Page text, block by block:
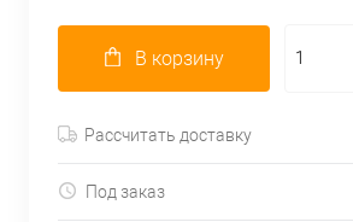
В корзину
Рассчитать доставку
Под заказ